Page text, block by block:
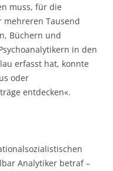
muss, für die
mehreren Tausend
Büchern und
in den
erfasst hat, konnte
oder
entdecken«.
Analytiker betraf –